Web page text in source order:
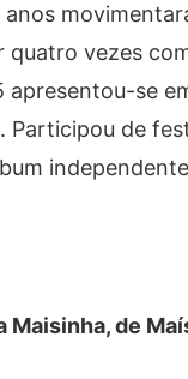
vezes
se
Participou de
Maisinha, de